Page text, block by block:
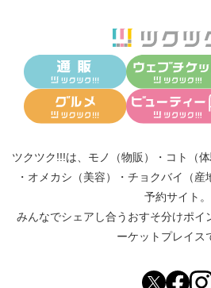
ツクツク!!!は、 モノ（物販） ・ コト（体
・ オメカシ（美容） ・ チョクバイ（産
予約サイト。
みんなでシェアし合う おすそ分けポイ
ーケットプレイス